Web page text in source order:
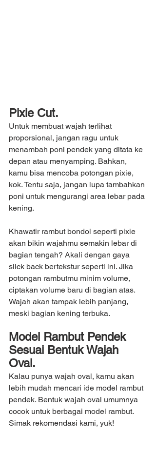
Pixie Cut.
Untuk membuat wajah terlihat
proporsional, jangan ragu untuk
menambah poni pendek yang ditata ke
depan atau menyamping. Bahkan,
kamu bisa mencoba potongan pixie,
kok. Tentu saja, jangan lupa tambahkan
poni untuk mengurangi area lebar pada
kening.
Khawatir rambut bondol seperti pixie
akan bikin wajahmu semakin lebar di
bagian tengah? Akali dengan gaya
slick back bertekstur seperti ini. Jika
potongan rambutmu minim volume,
ciptakan volume baru di bagian atas.
Wajah akan tampak lebih panjang,
meski bagian kening terbuka.
Model Rambut Pendek
Sesuai Bentuk Wajah
Oval.
Kalau punya wajah oval, kamu akan
lebih mudah mencari ide model rambut
pendek. Bentuk wajah oval umumnya
cocok untuk berbagai model rambut.
Simak rekomendasi kami, yuk!